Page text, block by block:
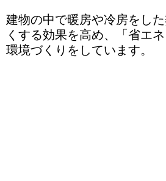
建物の中で暖房や冷房をし
くする効果を高め、「省エ
環境づくりをしています。